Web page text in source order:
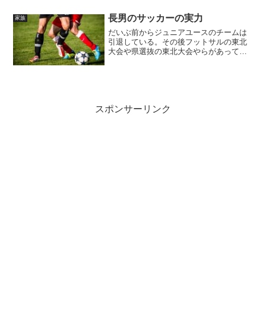
も楽である。昨シーズンは年初から転職
をし1時間半かけて車での...
家族 長男のサッカーの実力
だいぶ前からジュニアユースのチームは
引退している。その後フットサルの東北
大会や県選抜の東北大会やらがあってフ
スポンサーリンク